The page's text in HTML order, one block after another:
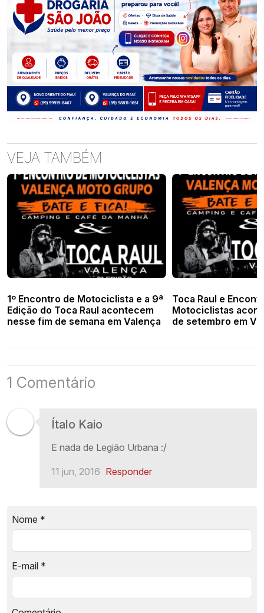
VEJA TAMBÉM
1º Encontro de Motociclista e a 9ª
Edição do Toca Raul acontecem
nesse fim de semana em Valença
Toca Raul e
Motociclistas
de setembro em
1 Comentário
Ítalo Kaio
E nada de Legião Urbana :/
11 jun, 2016 Responder
Nome *
E-mail *